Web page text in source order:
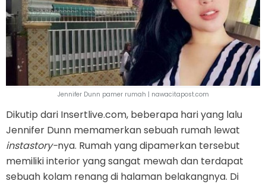
Jennifer Dunn pamer rumah | nawacitapost.com
Dikutip dari Insertlive.com, beberapa hari yang lalu
Jennifer Dunn memamerkan sebuah rumah lewat
instastory-nya. Rumah yang dipamerkan tersebut
memiliki interior yang sangat mewah dan terdapat
sebuah kolam renang di halaman belakangnya. Di